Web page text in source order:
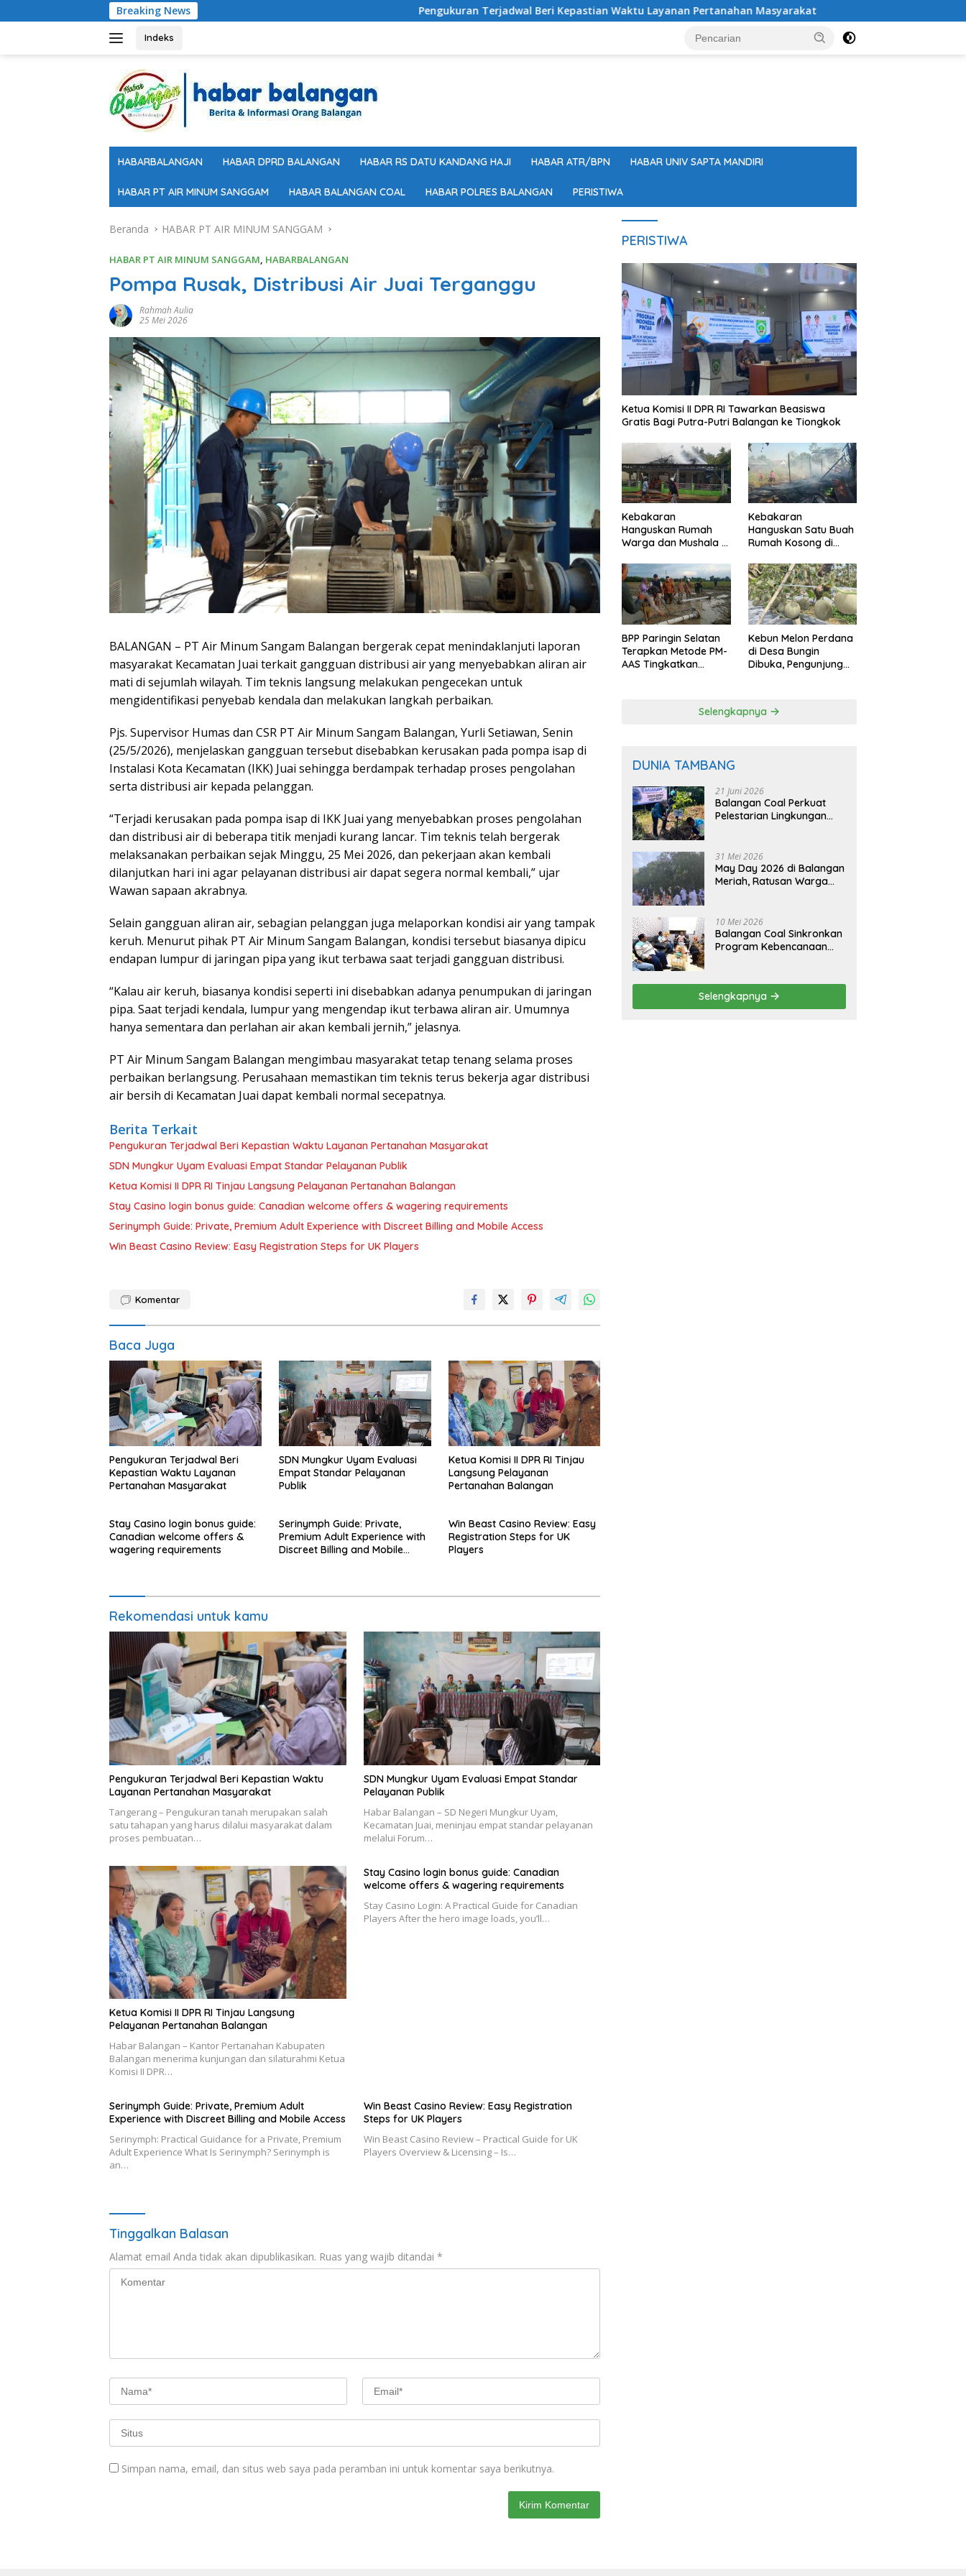
ke
Breaking News Pengukuran Terjadwal Beri Kepastian Waktu Layanan Pertanahan Masyarakat SDN Mungkur Uyam Evaluasi Empat
Indeks
HABARBALANGAN HABAR DPRD BALANGAN HABAR RS DATU KANDANG HAJI HABAR ATR/BPN HABAR UNIV SAPTA MANDIRI
HABAR PT AIR MINUM SANGGAM HABAR BALANGAN COAL HABAR POLRES BALANGAN PERISTIWA
Beranda HABAR PT AIR MINUM SANGGAM
HABAR PT AIR MINUM SANGGAM, HABARBALANGAN
Pompa Rusak, Distribusi Air Juai Terganggu
Rahmah Aulia
25 Mei 2026
BALANGAN – PT Air Minum Sangam Balangan bergerak cepat menindaklanjuti laporan
masyarakat Kecamatan Juai terkait gangguan distribusi air yang menyebabkan aliran air
mati di sejumlah wilayah. Tim teknis langsung melakukan pengecekan untuk
mengidentifikasi penyebab kendala dan melakukan langkah perbaikan.
Pjs. Supervisor Humas dan CSR PT Air Minum Sangam Balangan, Yurli Setiawan, Senin
(25/5/2026), menjelaskan gangguan tersebut disebabkan kerusakan pada pompa isap di
Instalasi Kota Kecamatan (IKK) Juai sehingga berdampak terhadap proses pengolahan
serta distribusi air kepada pelanggan.
“Terjadi kerusakan pada pompa isap di IKK Juai yang menyebabkan proses pengolahan
dan distribusi air di beberapa titik menjadi kurang lancar. Tim teknis telah bergerak
melaksanakan perbaikan sejak Minggu, 25 Mei 2026, dan pekerjaan akan kembali
dilanjutkan hari ini agar pelayanan distribusi air dapat segera normal kembali,” ujar
Wawan sapaan akrabnya.
Selain gangguan aliran air, sebagian pelanggan juga melaporkan kondisi air yang tampak
keruh. Menurut pihak PT Air Minum Sangam Balangan, kondisi tersebut biasanya dipicu
endapan lumpur di jaringan pipa yang ikut terbawa saat terjadi gangguan distribusi.
“Kalau air keruh, biasanya kondisi seperti ini disebabkan adanya penumpukan di jaringan
pipa. Saat terjadi kendala, lumpur yang mengendap ikut terbawa aliran air. Umumnya
hanya sementara dan perlahan air akan kembali jernih,” jelasnya.
PT Air Minum Sangam Balangan mengimbau masyarakat tetap tenang selama proses
perbaikan berlangsung. Perusahaan memastikan tim teknis terus bekerja agar distribusi
air bersih di Kecamatan Juai dapat kembali normal secepatnya.
Berita Terkait
Pengukuran Terjadwal Beri Kepastian Waktu Layanan Pertanahan Masyarakat
SDN Mungkur Uyam Evaluasi Empat Standar Pelayanan Publik
Ketua Komisi II DPR RI Tinjau Langsung Pelayanan Pertanahan Balangan
Stay Casino login bonus guide: Canadian welcome offers & wagering requirements
Serinymph Guide: Private, Premium Adult Experience with Discreet Billing and Mobile Access
Win Beast Casino Review: Easy Registration Steps for UK Players
Komentar
Baca Juga
Pengukuran Terjadwal Beri
Kepastian Waktu Layanan
Pertanahan Masyarakat
SDN Mungkur Uyam Evaluasi
Empat Standar Pelayanan
Publik
Ketua Komisi II DPR RI Tinjau
Langsung Pelayanan
Pertanahan Balangan
Stay Casino login bonus guide:
Canadian welcome offers &
wagering requirements
Serinymph Guide: Private,
Premium Adult Experience with
Discreet Billing and Mobile
Win Beast Casino Review: Easy
Registration Steps for UK
Players
Rekomendasi untuk kamu
Pengukuran Terjadwal Beri Kepastian Waktu
Layanan Pertanahan Masyarakat
Tangerang – Pengukuran tanah merupakan salah
satu tahapan yang harus dilalui masyarakat dalam
proses pembuatan…
SDN Mungkur Uyam Evaluasi Empat Standar
Pelayanan Publik
Habar Balangan – SD Negeri Mungkur Uyam,
Kecamatan Juai, meninjau empat standar pelayanan
melalui Forum…
Ketua Komisi II DPR RI Tinjau Langsung
Pelayanan Pertanahan Balangan
Habar Balangan – Kantor Pertanahan Kabupaten
Balangan menerima kunjungan dan silaturahmi Ketua
Komisi II DPR…
Stay Casino login bonus guide: Canadian
welcome offers & wagering requirements
Stay Casino Login: A Practical Guide for Canadian
Players After the hero image loads, you’ll…
Serinymph Guide: Private, Premium Adult
Experience with Discreet Billing and Mobile Access
Serinymph: Practical Guidance for a Private, Premium
Adult Experience What Is Serinymph? Serinymph is
an…
Win Beast Casino Review: Easy Registration
Steps for UK Players
Win Beast Casino Review – Practical Guide for UK
Players Overview & Licensing – Is…
Tinggalkan Balasan
Alamat email Anda tidak akan dipublikasikan. Ruas yang wajib ditandai *
Simpan nama, email, dan situs web saya pada peramban ini untuk komentar saya berikutnya.
PERISTIWA
Ketua Komisi II DPR RI Tawarkan Beasiswa
Gratis Bagi Putra-Putri Balangan ke Tiongkok
Kebakaran
Hanguskan Rumah
Warga dan Mushala di
Terdampak
Kebakaran
Hanguskan Satu Buah
Rumah Kosong di
BPP Paringin Selatan
Terapkan Metode PM-
AAS Tingkatkan
Kebun Melon Perdana
di Desa Bungin
Dibuka, Pengunjung
Selengkapnya
DUNIA TAMBANG
21 Juni 2026
Balangan Coal Perkuat
Pelestarian Lingkungan
31 Mei 2026
May Day 2026 di Balangan
Meriah, Ratusan Warga
10 Mei 2026
Balangan Coal Sinkronkan
Program Kebencanaan
Selengkapnya